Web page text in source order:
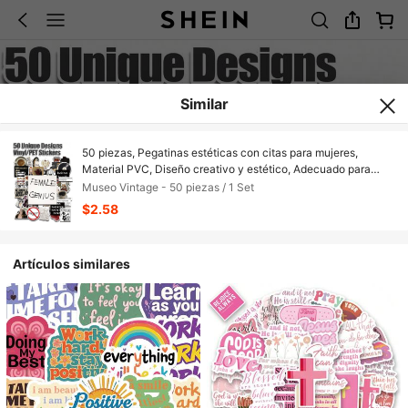
Similar
50 piezas, Pegatinas estéticas con citas para mujeres,
Material PVC, Diseño creativo y estético, Adecuado para
fundas de teléfonos móviles, tabletas, portátiles, maletas,
automóviles, cuadernos, diarios escritos a mano, suministros
de scrapbooking
Museo Vintage - 50 piezas / 1 Set
$2.58
Artículos similares